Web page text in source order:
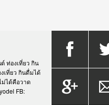
ท่องเที่ยว กิน
เที่ยว กินดื่มได้
ม่ได้คือวาด
FB: